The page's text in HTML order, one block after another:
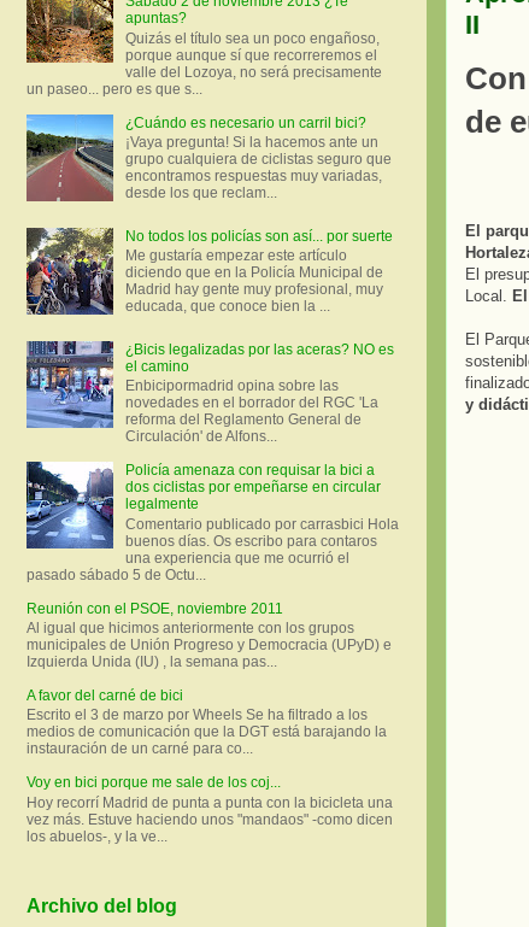
II
de
El
El
Local.
El
y
apuntas?
Quizás el título sea un poco engañoso,
porque aunque sí que recorreremos el
valle del Lozoya, no será precisamente
un paseo... pero es que s...
¿Cuándo es necesario un carril bici?
¡Vaya pregunta! Si la hacemos ante un
grupo cualquiera de ciclistas seguro que
encontramos respuestas muy variadas,
desde los que reclam...
No todos los policías son así... por suerte
Me gustaría empezar este artículo
diciendo que en la Policía Municipal de
Madrid hay gente muy profesional, muy
educada, que conoce bien la ...
¿Bicis legalizadas por las aceras? NO es
el camino
Enbicipormadrid opina sobre las
novedades en el borrador del RGC 'La
reforma del Reglamento General de
Circulación' de Alfons...
Policía amenaza con requisar la bici a
dos ciclistas por empeñarse en circular
legalmente
Comentario publicado por carrasbici Hola
buenos días. Os escribo para contaros
una experiencia que me ocurrió el
pasado sábado 5 de Octu...
Reunión con el PSOE, noviembre 2011
Al igual que hicimos anteriormente con los grupos
municipales de Unión Progreso y Democracia (UPyD) e
Izquierda Unida (IU) , la semana pas...
A favor del carné de bici
Escrito el 3 de marzo por Wheels Se ha filtrado a los
medios de comunicación que la DGT está barajando la
instauración de un carné para co...
Voy en bici porque me sale de los coj...
Hoy recorrí Madrid de punta a punta con la bicicleta una
vez más. Estuve haciendo unos "mandaos" -como dicen
los abuelos-, y la ve...
Archivo del blog